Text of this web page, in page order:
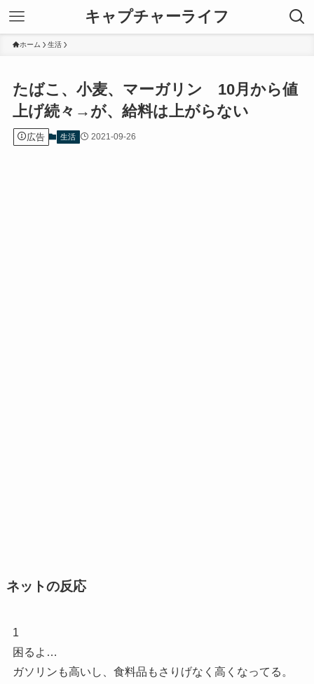
キャプチャーライフ
ホーム 生活
たばこ、小麦、マーガリン 10月から値
上げ続々→が、給料は上がらない
広告 生活 2021-09-26
ネットの反応
1
困るよ…
ガソリンも高いし、食料品もさりげなく高くなってる。